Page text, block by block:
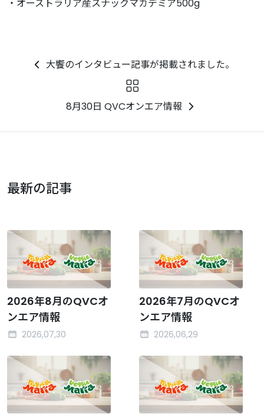
・オーストラリア産スナックマカデミア500g
大饗のインタビュー記事が掲載されました。
8月30日 QVCオンエア情報
最新の記事
2026年8月のQVCオ
ンエア情報
2026,07,30
2026年7月のQVCオ
ンエア情報
2026,06,29